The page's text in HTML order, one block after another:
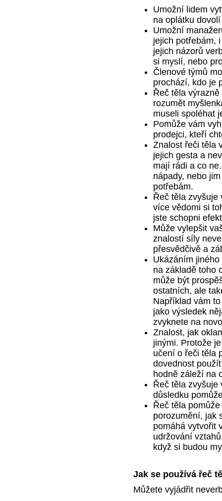
Umožní lidem
na oplátku
Umožní
jejich potřebám,
jejich názorů
si myslí, nebo
Členové týmů
prochází, kdo je
Řeč těla
rozumět
museli spoléhat
Pomůže vám
prodejci, kteří
Znalost řeči těla
jejich gesta a
mají rádi a co
nápady, nebo
potřebám.
Řeč těla zvyšuje
více vědomi si
jste schopni
Může vylepšit
znalostí síly
přesvědčivě a
Ukázáním
na základě toho
může být
ostatních, ale
Například vám
jako výsledek
zvyknete na
Znalost, jak
jinými. Protože
učení o řeči těla
dovednost
hodně záleží na
Řeč těla zvyšuje
důsledku
Řeč těla
porozumění, jak
pomáhá vytvořit
udržování
když si budou
Jak se používá řeč
Můžete vyjádřit